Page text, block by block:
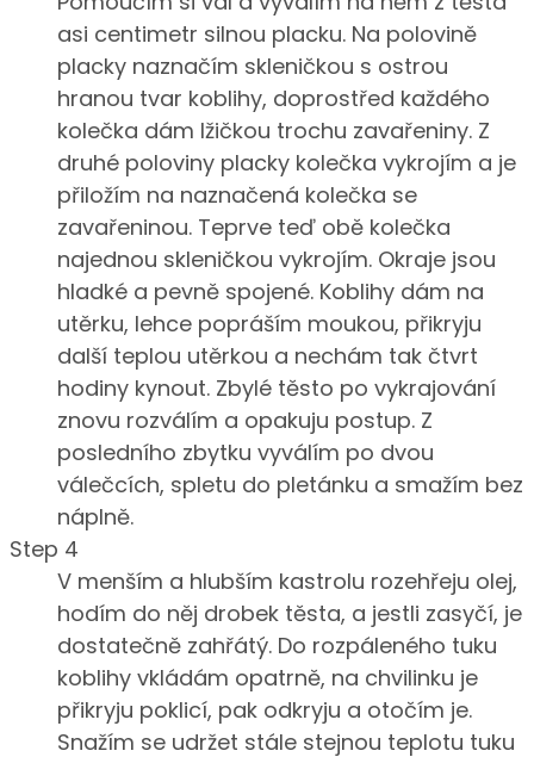
asi centimetr silnou placku. Na polovině
placky naznačím skleničkou s ostrou
hranou tvar koblihy, doprostřed každého
kolečka dám lžičkou trochu zavařeniny. Z
druhé poloviny placky kolečka vykrojím a je
přiložím na naznačená kolečka se
zavařeninou. Teprve teď obě kolečka
najednou skleničkou vykrojím. Okraje jsou
hladké a pevně spojené. Koblihy dám na
utěrku, lehce popráším moukou, přikryju
další teplou utěrkou a nechám tak čtvrt
hodiny kynout. Zbylé těsto po vykrajování
znovu rozválím a opakuju postup. Z
posledního zbytku vyválím po dvou
válečcích, spletu do pletánku a smažím bez
náplně.
Step 4
V menším a hlubším kastrolu rozehřeju olej,
hodím do něj drobek těsta, a jestli zasyčí, je
dostatečně zahřátý. Do rozpáleného tuku
koblihy vkládám opatrně, na chvilinku je
přikryju poklicí, pak odkryju a otočím je.
Snažím se udržet stále stejnou teplotu tuku